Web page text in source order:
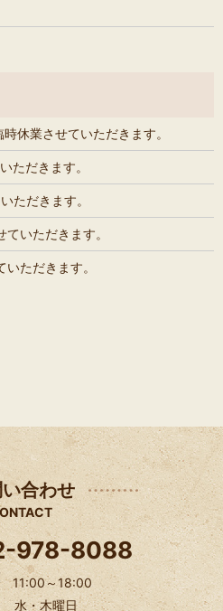
休業させていただきます。
ただきます。
ただきます。
いただきます。
ただきます。
合わせ
978-8088
11:00～18:00
水・木曜日